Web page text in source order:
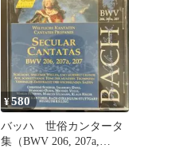
¥580
バッハ 世俗カンタータ
集（BWV 206, 207a,